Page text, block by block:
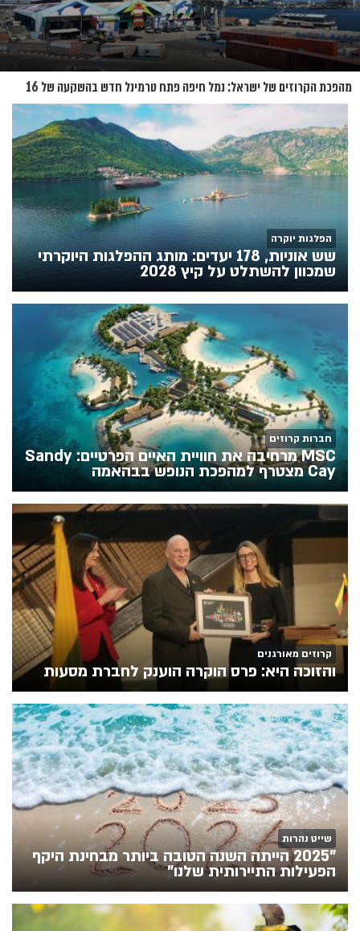
מהפכת הקרוזים של ישראל: נמל חיפה פתח טרמינל חדש בהשקעה של 16
מיליון שקל
הפלגות יוקרה
שש אוניות, 178 יעדים: מותג ההפלגות היוקרתי
שמכוון להשתלט על קיץ 2028
חברות קרוזים
MSC מרחיבה את חוויית האיים הפרטיים: Sandy
Cay מצטרף למהפכת הנופש בבהאמה
קרוזים מאורגנים
והזוכה היא: פרס הוקרה הוענק לחברת מסעות
שייט נהרות
"2025 הייתה השנה הטובה ביותר מבחינת היקף
הפעילות התיירותית שלנו"